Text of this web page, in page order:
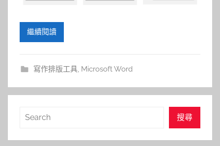
服
務
部
落
格
繼續閱讀
寫作排版工具, Microsoft Word
搜
搜尋